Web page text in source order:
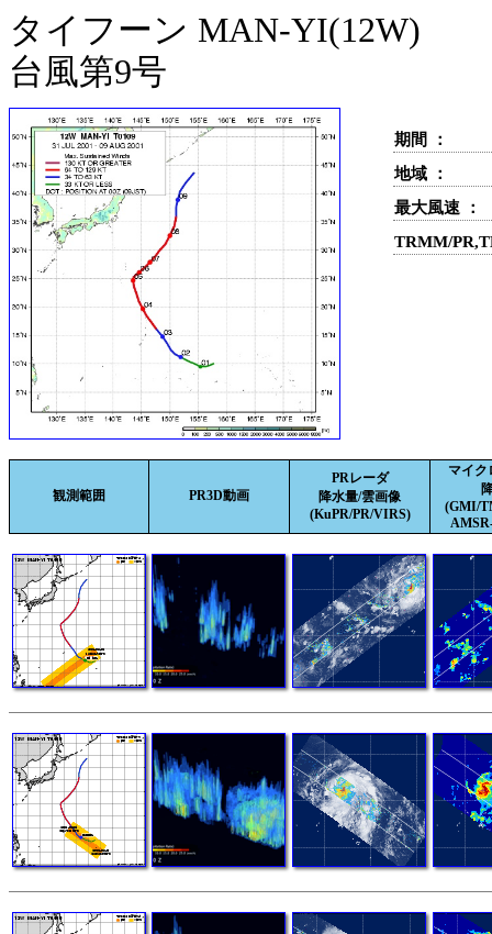
タイフーン MAN-YI(12W)
台風第9号
期間 ：
地域 ：
最大風速 ：
TRMM/
観測範囲 PR3D動画
PRレーダ
降水量/雲画像
(KuPR/PR/VIRS)
マイク
(GMI/